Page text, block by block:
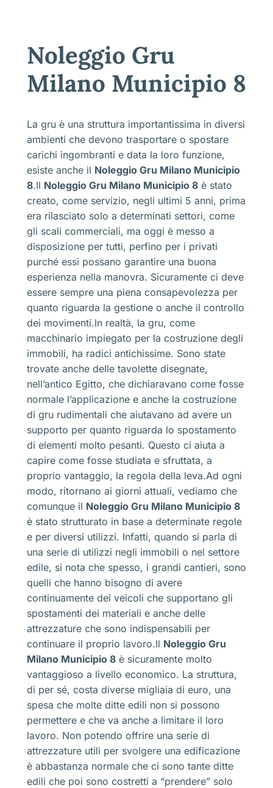
Noleggio Gru
Milano Municipio 8
La gru è una struttura importantissima in diversi
ambienti che devono trasportare o spostare
carichi ingombranti e data la loro funzione,
esiste anche il Noleggio Gru Milano Municipio
8.Il Noleggio Gru Milano Municipio 8 è stato
creato, come servizio, negli ultimi 5 anni, prima
era rilasciato solo a determinati settori, come
gli scali commerciali, ma oggi è messo a
disposizione per tutti, perfino per i privati
purché essi possano garantire una buona
esperienza nella manovra. Sicuramente ci deve
essere sempre una piena consapevolezza per
quanto riguarda la gestione o anche il controllo
dei movimenti.In realtà, la gru, come
macchinario impiegato per la costruzione degli
immobili, ha radici antichissime. Sono state
trovate anche delle tavolette disegnate,
nell’antico Egitto, che dichiaravano come fosse
normale l’applicazione e anche la costruzione
di gru rudimentali che aiutavano ad avere un
supporto per quanto riguarda lo spostamento
di elementi molto pesanti. Questo ci aiuta a
capire come fosse studiata e sfruttata, a
proprio vantaggio, la regola della leva.Ad ogni
modo, ritornano ai giorni attuali, vediamo che
comunque il Noleggio Gru Milano Municipio 8
è stato strutturato in base a determinate regole
e per diversi utilizzi. Infatti, quando si parla di
una serie di utilizzi negli immobili o nel settore
edile, si nota che spesso, i grandi cantieri, sono
quelli che hanno bisogno di avere
continuamente dei veicoli che supportano gli
spostamenti dei materiali e anche delle
attrezzature che sono indispensabili per
continuare il proprio lavoro.Il Noleggio Gru
Milano Municipio 8 è sicuramente molto
vantaggioso a livello economico. La struttura,
di per sé, costa diverse migliaia di euro, una
spesa che molte ditte edili non si possono
permettere e che va anche a limitare il loro
lavoro. Non potendo offrire una serie di
attrezzature utili per svolgere una edificazione
è abbastanza normale che ci sono tante ditte
edili che poi sono costretti a “prendere” solo